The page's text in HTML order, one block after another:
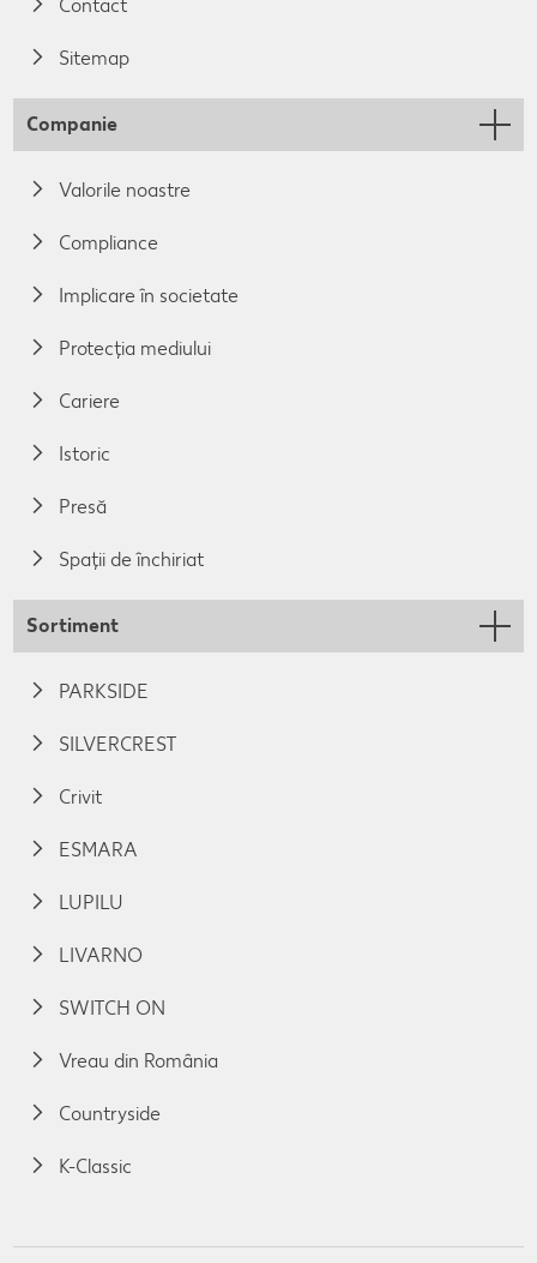
Contact
Sitemap
Companie
Valorile noastre
Compliance
Implicare în societate
Protecția mediului
Cariere
Istoric
Presă
Spații de închiriat
Sortiment
PARKSIDE
SILVERCREST
Crivit
ESMARA
LUPILU
LIVARNO
SWITCH ON
Vreau din România
Countryside
K-Classic